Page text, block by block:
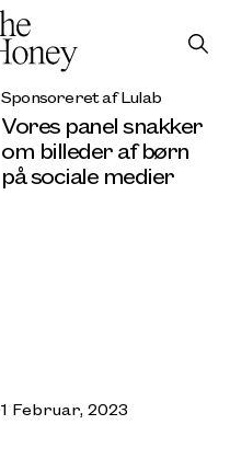
Sponsoreret af Lulab
Vores panel snakker
om billeder af børn
på sociale medier
1 Februar, 2023